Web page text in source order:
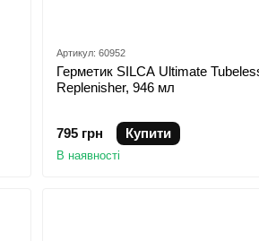
Артикул: 60952
Герметик SILCA Ultimate
Replenisher, 946 мл
795 грн Купити
В наявності